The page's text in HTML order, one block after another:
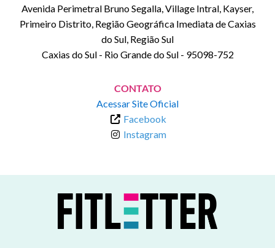
Avenida Perimetral Bruno Segalla, Village Intral, Kayser,
Primeiro Distrito, Região Geográfica Imediata de Caxias
do Sul, Região Sul
Caxias do Sul- Rio Grande do Sul- 95098-752
CONTATO
Acessar Site Oficial
Facebook
Instagram